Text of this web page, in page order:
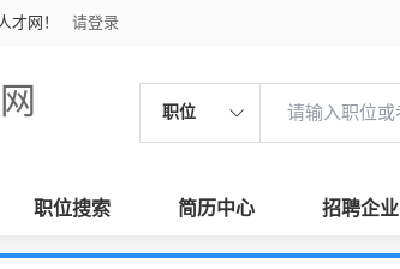
才网！ 请登录
职位
职位搜索 简历中心 招聘企业